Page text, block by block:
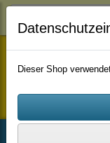
Dieser Shop